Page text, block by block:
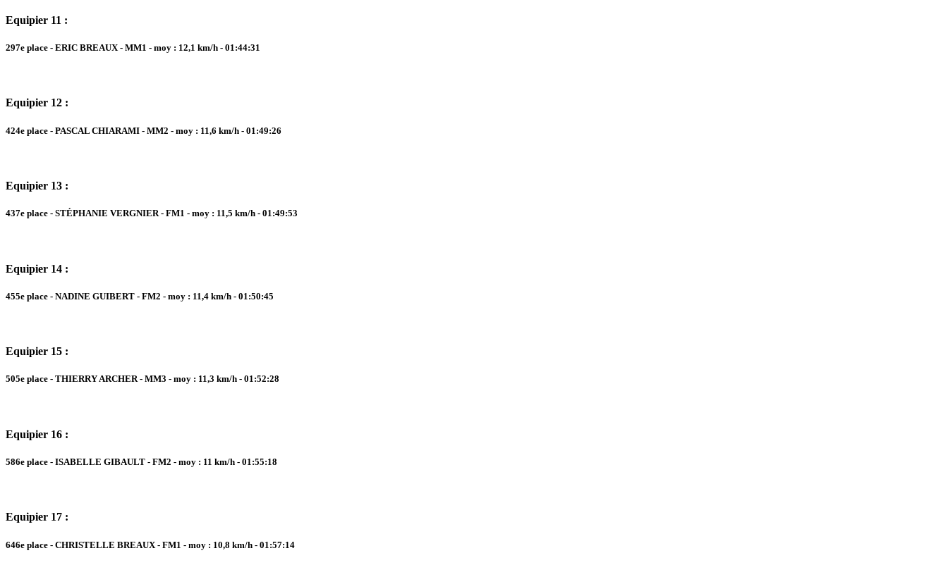
Equipier 11 :
297e place - ERIC BREAUX - MM1 - moy : 12,1 km/h - 01:44:31
Equipier 12 :
424e place - PASCAL CHIARAMI - MM2 - moy : 11,6 km/h - 01:49:26
Equipier 13 :
437e place - STÉPHANIE VERGNIER - FM1 - moy : 11,5 km/h - 01:49:53
Equipier 14 :
455e place - NADINE GUIBERT - FM2 - moy : 11,4 km/h - 01:50:45
Equipier 15 :
505e place - THIERRY ARCHER - MM3 - moy : 11,3 km/h - 01:52:28
Equipier 16 :
586e place - ISABELLE GIBAULT - FM2 - moy : 11 km/h - 01:55:18
Equipier 17 :
646e place - CHRISTELLE BREAUX - FM1 - moy : 10,8 km/h - 01:57:14